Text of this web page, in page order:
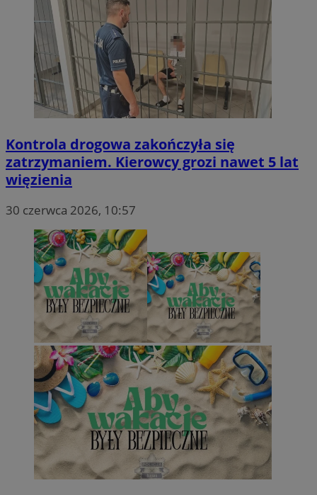
Kontrola drogowa zakończyła się
zatrzymaniem. Kierowcy grozi nawet 5 lat
więzienia
30 czerwca 2026, 10:57